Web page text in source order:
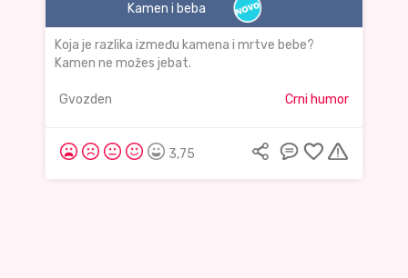
Kamen i beba
Koja je razlika između kamena i mrtve bebe?
Kamen ne možes jebat.
Gvozden Crni humor
3,75